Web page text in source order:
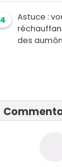
4
Astuce :
des